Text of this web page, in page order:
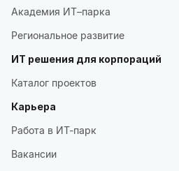
Академия ИТ–парка
Региональное развитие
ИТ решения для корпораций
Каталог проектов
Карьера
Работа в ИТ-парк
Вакансии